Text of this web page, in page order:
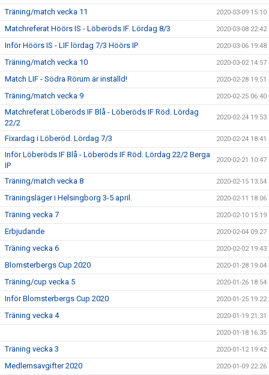
Träning/match vecka 11 2020-03-09 15:10
Matchreferat Höörs IS - Löberöds IF. Lördag 8/3 2020-03-08 22:42
Inför Höörs IS - LIF lördag 7/3 Höörs IP 2020-03-06 19:48
Träning/match vecka 10 2020-03-02 14:57
Match LIF - Södra Rörum är inställd! 2020-02-28 19:51
Träning/match vecka 9 2020-02-25 06:40
Matchreferat Löberöds IF Blå - Löberöds IF Röd. Lördag
22/2
2020-02-24 19:53
Fixardag i Löberöd. Lördag 7/3 2020-02-24 18:41
Inför Löberöds IF Blå - Löberöds IF Röd. Lördag 22/2 Berga
IP
2020-02-21 10:47
Träning/match vecka 8 2020-02-15 13:54
Träningsläger i Helsingborg 3-5 april. 2020-02-11 18:06
Träning vecka 7 2020-02-10 15:19
Erbjudande 2020-02-04 09:27
Träning vecka 6 2020-02-02 19:43
Blomsterbergs Cup 2020 2020-01-28 19:04
Träning/cup vecka 5 2020-01-26 18:54
Inför Blomsterbergs Cup 2020 2020-01-25 19:22
Träning vecka 4 2020-01-19 21:31
2020-01-18 16:35
Träning vecka 3 2020-01-12 19:42
Medlemsavgifter 2020 2020-01-09 22:26